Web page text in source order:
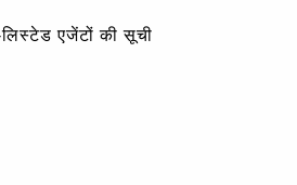
एजेंटों की सूची